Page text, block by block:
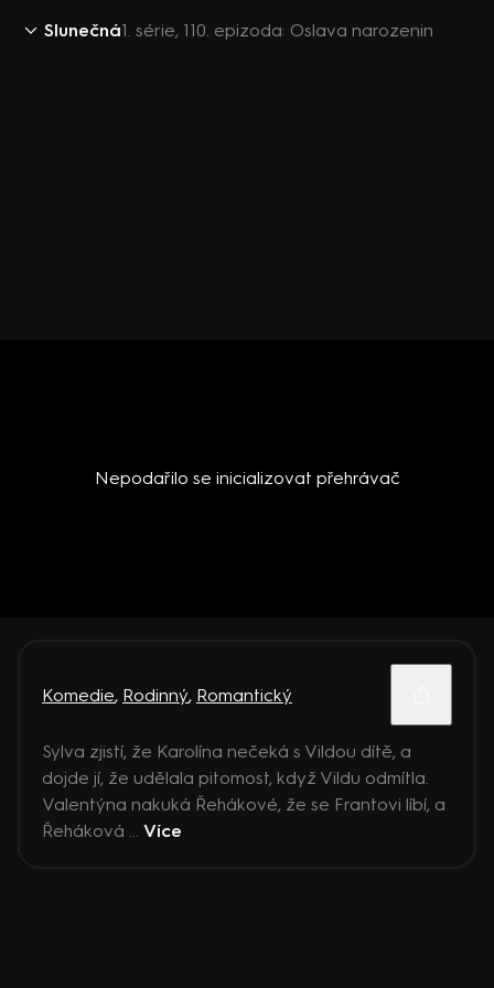
Slunečná1. série, 110. epizoda: Oslava narozenin
Nepodařilo se inicializovat přehrávač
Komedie, Rodinný, Romantický
Sylva zjistí, že Karolína nečeká s Vildou dítě, a
dojde jí, že udělala pitomost, když Vildu odmítla.
Valentýna nakuká Řehákové, že se Frantovi líbí, a
Řeháková ... Více